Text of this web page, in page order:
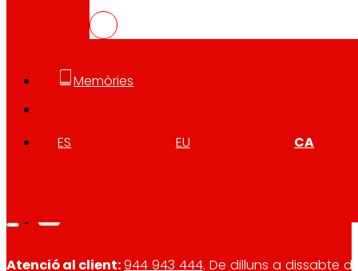
Memòries
ES EU CA
Atenció al client:944 943 444. De dilluns a dissabte